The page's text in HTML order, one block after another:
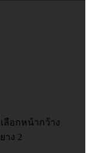
เลือกหน้ากว้าง
าง 2